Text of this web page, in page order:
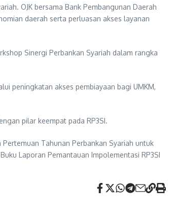
OJK bersama Bank Pembangunan Daerah
daerah serta perluasan akses layanan
Sinergi Perbankan Syariah dalam rangka
peningkatan akses pembiayaan bagi UMKM,
pilar keempat pada RP3SI.
Tahunan Perbankan Syariah untuk
Laporan Pemantauan Impolementasi RP3SI